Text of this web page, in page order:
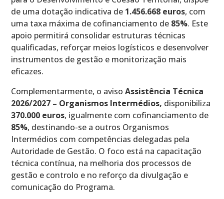
de uma dotação indicativa de 1.456.668 euros, com
uma taxa máxima de cofinanciamento de 85%. Este
apoio permitirá consolidar estruturas técnicas
qualificadas, reforçar meios logísticos e desenvolver
instrumentos de gestão e monitorização mais
eficazes.
Complementarmente, o avisoAssistência Técnica
2026/2027 – Organismos Intermédios, disponibiliza
370.000 euros, igualmente com cofinanciamento de
85%, destinando-se a outros Organismos
Intermédios com competências delegadas pela
Autoridade de Gestão. O foco está na capacitação
técnica contínua, na melhoria dos processos de
gestão e controlo e no reforço da divulgação e
comunicação do Programa.